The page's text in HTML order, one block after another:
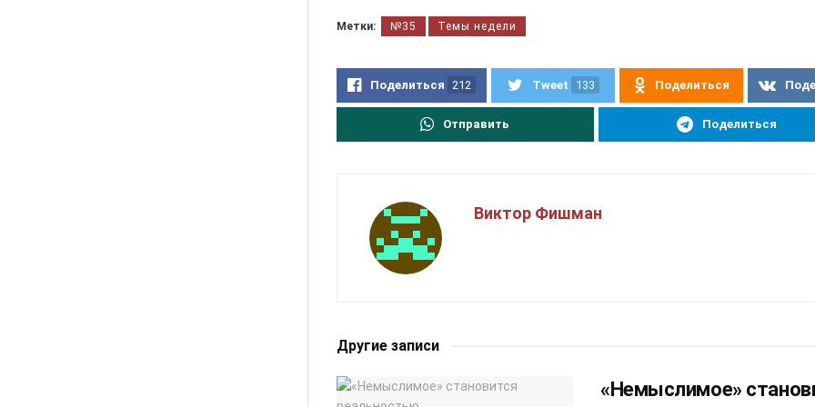
Метки: №35 Темы недели
Поделиться 212 Tweet 133 Поделиться
Отправить Поделиться
Виктор Фишман
Другие записи
«Немыслимое»